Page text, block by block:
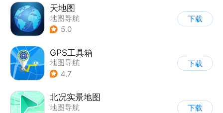
天地图
地图导航
5.0
下载
GPS工具箱
地图导航
4.7
下载
北况实景地图
地图导航
下载